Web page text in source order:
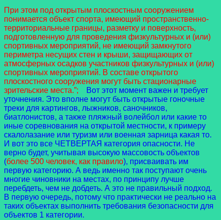
При этом под открытым плоскостным сооружением
понимается объект спорта, имеющий пространственно-
территориальные границы, разметку и поверхность,
подготовленную для проведения физкультурных и (или)
спортивных мероприятий, не имеющий замкнутого
периметра несущих стен и крыши, защищающих от
атмосферных осадков участников физкультурных и (или)
спортивных мероприятий. В составе открытого
плоскостного сооружения могут быть стационарные
зрительские места.”;
Вот этот момент важен и требует
уточнения. Это вполне могут быть открытые гоночные
треки для картингов, лыжников, саночников,
биатлонистов, а также пляжный волейбол или какие то
иные соревнования на открытой местности, к примеру
скалолазание или туризм или военная зарница какая то.
И вот это все ЧЕТВЕРТАЯ категория опасности. Не
верно будет, учитывая высокую массовость объектов
(более 500 человек, как правило), присваивать им
первую категорию. А ведь именно так поступают очень
многие чиновники на местах, по принципу лучше
перебдеть, чем не добдеть. А это не правильный подход.
В первую очередь, потому что практически не реально на
таких объектах выполнить требования безопасности для
объектов 1 категории.